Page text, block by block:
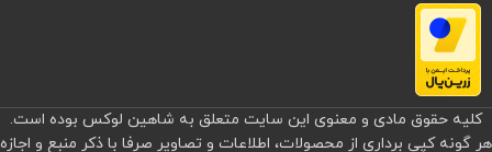
کلیه حقوق مادی و معنوی این سایت متعلق به شاهین لوکس بوده است.
هر گونه کپی برداری از محصولات، اطلاعات و تصاویر صرفا با ذکر منبع و اجازه